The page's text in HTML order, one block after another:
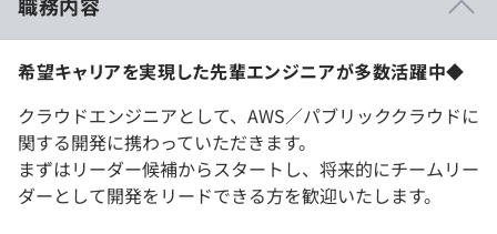
職務内容
希望キャリアを実現した先輩エンジニアが多数活躍中◆
クラウドエンジニアとして、AWS／パブリッククラウドに
関する開発に携わっていただきます。
まずはリーダー候補からスタートし、将来的にチームリー
ダーとして開発をリードできる方を歓迎いたします。